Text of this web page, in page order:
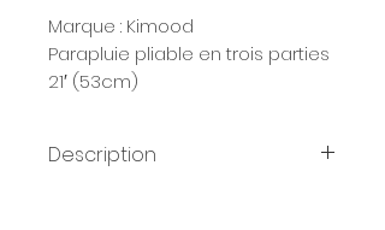
Marque : Kimood
Parapluie pliable en trois parties
21′ (53cm)
Description